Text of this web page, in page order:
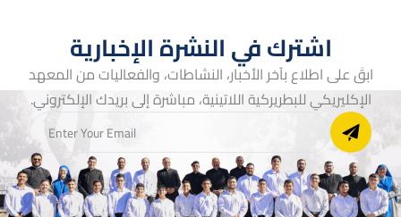
اشترك في النشرة الإخبارية
ابقَ على اطلاع بآخر الأخبار، النشاطات، والفعاليات من المعهد
الإكليريكي للبطريركية اللاتينية، مباشرة إلى بريدك الإلكتروني.